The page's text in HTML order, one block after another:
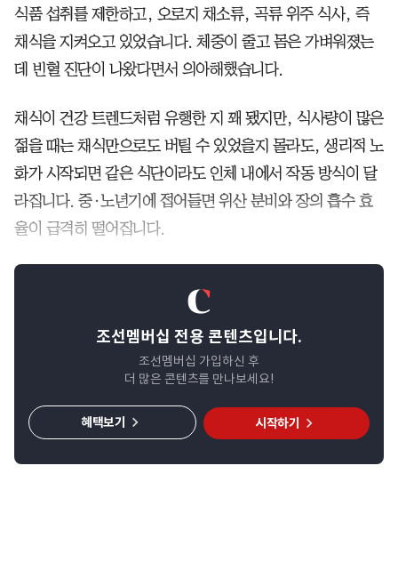
식품 섭취를 제한하고, 오로지 채소류, 곡류 위주 식사, 즉
채식을 지켜오고 있었습니다. 체중이 줄고 몸은 가벼워졌는
데 빈혈 진단이 나왔다면서 의아해했습니다.
채식이 건강 트렌드처럼 유행한 지 꽤 됐지만, 식사량이 많은
젊을 때는 채식만으로도 버틸 수 있었을지 몰라도, 생리적 노
화가 시작되면 같은 식단이라도 인체 내에서 작동 방식이 달
라집니다. 중·노년기에 접어들면 위산 분비와 장의 흡수 효
율이 급격히 떨어집니다.
조선멤버십 전용 콘텐츠입니다.
조선멤버십 가입하신 후
더 많은 콘텐츠를 만나보세요!
시작하기
혜택보기